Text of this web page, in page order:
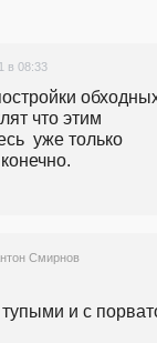
в 08:33
что этим
уже только
Смирнов
и с